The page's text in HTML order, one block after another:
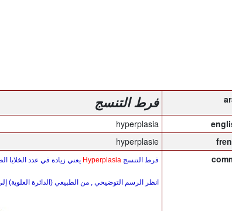
فرط التنسج
hyperplasia
hyperplasie
فرط التنسجHyperplasia يعني زيادة في عدد الخلايا
انظر الرسم التوضيحي , من الطبيعي (الدائرة العلوية)